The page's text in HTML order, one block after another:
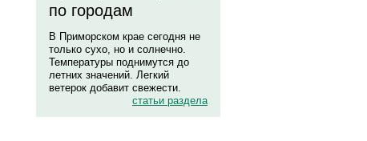
по городам
В Приморском крае сегодня не
только сухо, но и солнечно.
Температуры поднимутся до
летних значений. Легкий
ветерок добавит свежести.
статьи раздела